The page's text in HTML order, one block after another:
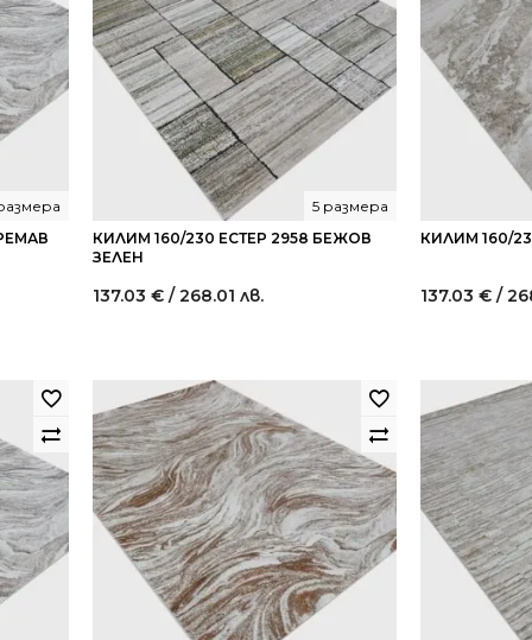
КИЛИМ 160/230 ЕСТЕР 2958 БЕЖОВ
ЗЕЛЕН
5 размера
137.03 € / 268.01 лв.
КИЛИМ 160/
137.03 € /